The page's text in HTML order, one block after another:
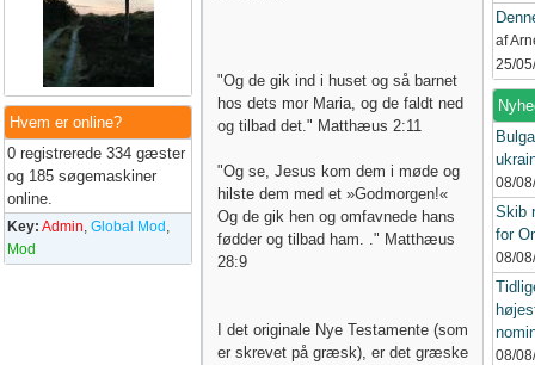
Hvem er online?
0 registrerede 334 gæster
og 185 søgemaskiner
online.
Key: Admin, Global Mod ,
Mod
"Og de gik ind i huset og så barnet
hos dets mor Maria, og de faldt ned
og tilbad det." Matthæus 2:11
"Og se, Jesus kom dem i møde og
hilste dem med et »Godmorgen!«
Og de gik hen og omfavnede hans
fødder og tilbad ham. ." Matthæus
28:9
I det originale Nye Testamente (som
er skrevet på græsk), er det græske
af
25/
08/
Skib
for
08/
08/